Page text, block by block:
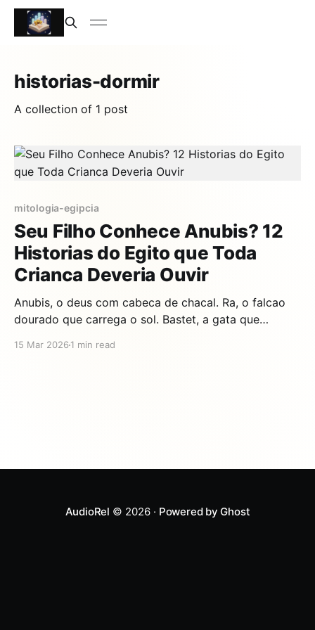
historias-dormir
A collection of 1 post
mitologia-egipcia
Seu Filho Conhece Anubis? 12
Historias do Egito que Toda
Crianca Deveria Ouvir
Anubis, o deus com cabeca de chacal. Ra, o falcao
dourado que carrega o sol. Bastet, a gata que
15 Mar 2026 1 min read
AudioRel © 2026 · Powered by Ghost